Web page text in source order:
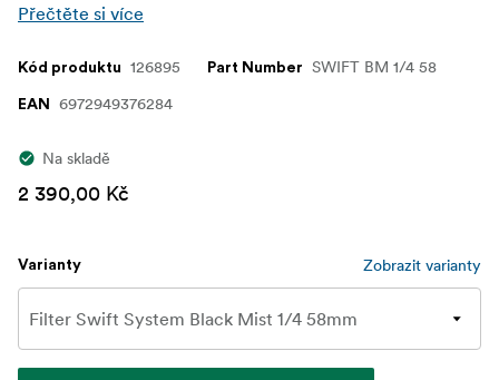
Přečtěte si více
Kód produktu 126895 Part Number SWIFT BM 1/4 58
EAN 6972949376284
Na skladě
2 390,00 Kč
Varianty Zobrazit varianty